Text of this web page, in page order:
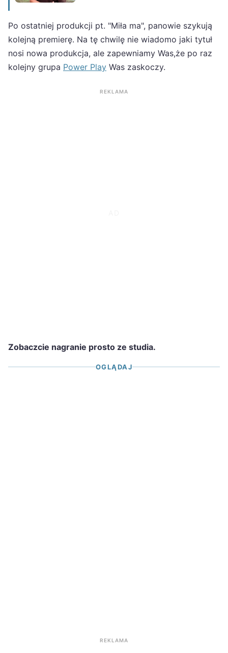
Po ostatniej produkcji pt. "Miła ma", panowie szykują
kolejną premierę. Na tę chwilę nie wiadomo jaki tytuł
nosi nowa produkcja, ale zapewniamy Was,że po raz
kolejny grupa Power Play Was zaskoczy.
REKLAMA
Zobaczcie nagranie prosto ze studia.
OGLĄDAJ
REKLAMA